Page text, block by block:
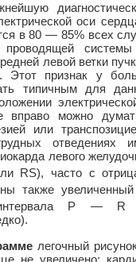
оси
в 80 — 85% всех
левой ветки
Этот признак у
типичным для
вправо можно
или
отведениях
левого
RS), часто с
также
интервала Р — R
легочный
не увеличено;